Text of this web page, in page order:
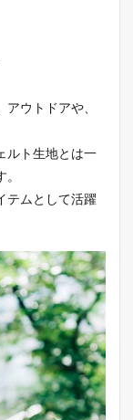
ウトドアや、
ルト生地とは一
テムとして活躍